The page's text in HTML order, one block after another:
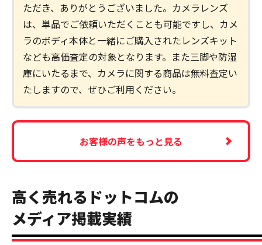
ただき、ありがとうございました。カメラレンズ
は、単品でご依頼いただくことも可能ですし、カメ
ラのボディ本体と一緒にご購入されたレンズキット
なども高価査定の対象となります。また三脚や防湿
庫にいたるまで、カメラに関する商品は無料査定い
たしますので、ぜひご利用ください。
お客様の声をもっと見る
高く売れるドットコムの
メディア掲載実績